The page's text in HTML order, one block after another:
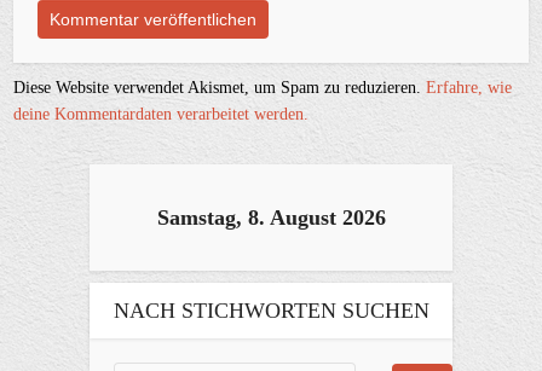
Diese Website verwendet Akismet, um Spam zu reduzieren.Erfahre, wie
deine Kommentardaten verarbeitet werden.
Samstag, 8. August 2026
NACH STICHWORTEN SUCHEN